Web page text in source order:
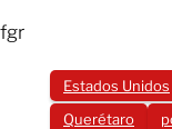
fgr
Estados Unidos
Querétaro